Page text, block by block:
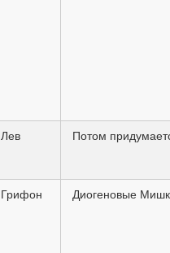
Лев Потом
Грифон Диогеновые